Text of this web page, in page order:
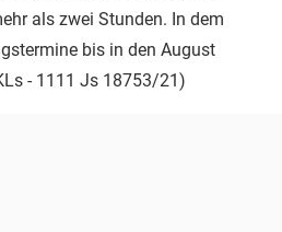
als zwei Stunden. In dem
bis in den August
- 1111 Js 18753/21)